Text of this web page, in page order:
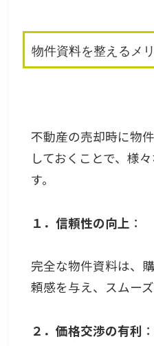
物件資料を整えるメ
不動産の売却時に物
しておくことで、様
す。
１．信頼性の向上 ：
完全な物件資料は、
頼感を与え、スムー
２．価格交渉の有利 ：